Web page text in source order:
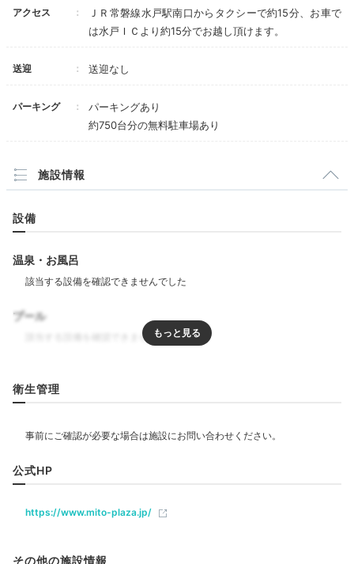
中庭を眺めて乾杯♪
リラクゼーションラウンジ
ンジ」へ。中庭を眺め
を乾杯 ！「ホテルショップ パティオ」で買い物や、
っておくのも◎
専用ラウンジで飲み物をいただきました。ラウンジ内は
Dinner
アクセス
ＪＲ常磐線水戸駅南口からタクシーで約15分、お車で
は水戸ＩＣより約15分でお越し頂けます。
送迎 送迎なし
パーキング
パーキングあり
約750台分の無料駐車場あり
施設情報
設備
温泉・お風呂
プール
エステ・マッサージ
飲食
レストラン
ベビー＆子供関連
衛生管理
公式HP
https://www.mito-plaza.jp/
その他の施設情報